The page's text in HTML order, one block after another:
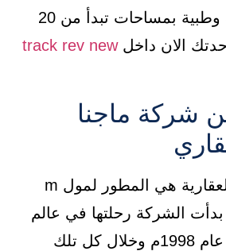
بين تجارية، ادارية وطبية بمساحات تبدأ من 20
الان داخلtrack rev new
شركة ماجنا
تعد شركة ماجنا العقارية هي المطور لمول m
plus new capital بدأت الشركة رحلتها في عالم
التطوير العمراني عام 1998م وخلال كل تلك